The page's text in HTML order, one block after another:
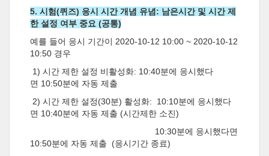
5. 시험(퀴즈) 응시 시간 개념 유념: 남은시간 및 시간 제
한 설정 여부 중요 (공통)
예를 들어 응시 기간이 2020-10-12 10:00 ~ 2020-10-12
10:50 경우
1) 시간 제한 설정 비활성화: 10:40분에 응시했다
면 10:50분에 자동 제출
2) 시간 제한 설정(30분) 활성화: 10:10분에 응시했다
면 10:40분에 자동 제출 (시간제한 소진)
10:30분에 응시했다면
10:50분에 자동 제출 (응시기간 종료)